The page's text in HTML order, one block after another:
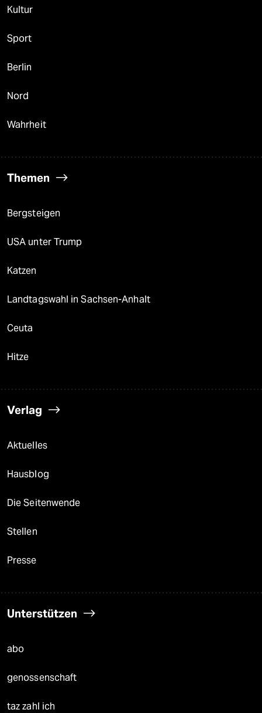
Kultur
Sport
Berlin
Nord
Wahrheit
Themen
Bergsteigen
USA unter Trump
Katzen
Landtagswahl in Sachsen-Anhalt
Ceuta
Hitze
Verlag
Aktuelles
Hausblog
Die Seitenwende
Stellen
Presse
Unterstützen
abo
genossenschaft
taz zahl ich